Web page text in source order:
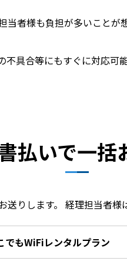
者様も負担が多いことが
具合等にもすぐに対応可能
払いで一括
りします。 経理担当者様
でもWiFiレンタルプラン